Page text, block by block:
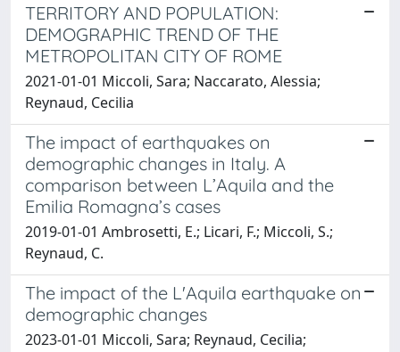
TERRITORY AND POPULATION:
DEMOGRAPHIC TREND OF THE
METROPOLITAN CITY OF ROME
2021-01-01 Miccoli, Sara; Naccarato, Alessia;
Reynaud, Cecilia
The impact of earthquakes on
demographic changes in Italy. A
comparison between L’Aquila and the
Emilia Romagna’s cases
2019-01-01 Ambrosetti, E.; Licari, F.; Miccoli, S.;
Reynaud, C.
The impact of the L'Aquila earthquake on
demographic changes
2023-01-01 Miccoli, Sara; Reynaud, Cecilia;